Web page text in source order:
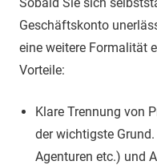
Geschäftskonto
eine weitere Formalität
Vorteile:
Klare Trennung von
der wichtigste
Agenturen etc.) und